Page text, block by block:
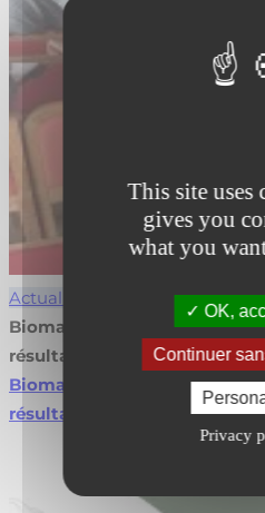
This site uses
gives you
what you
OK,
Continuer
Privacy
Actualités
Biomasse en agroforesterie
résultats
Biomasse en agroforesterie
résultats